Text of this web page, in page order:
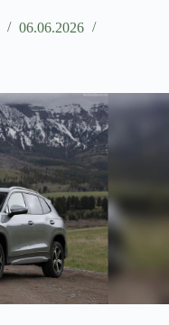
06.06.2026